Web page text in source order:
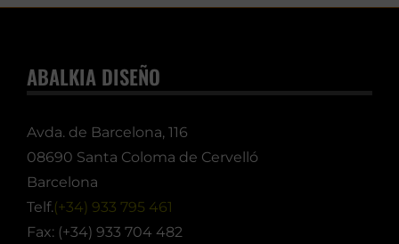
ABALKIA DISEÑO
Avda. de Barcelona, 116
08690 Santa Coloma de Cervelló
Barcelona
Telf.(+34) 933 795 461
Fax: (+34) 933 704 482